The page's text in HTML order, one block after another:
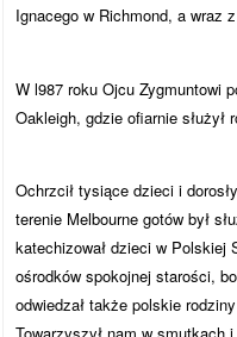
Ignacego w Richmond, a wraz
W l987 roku Ojcu Zygmuntowi
Oakleigh, gdzie ofiarnie
Ochrzcił tysiące dzieci i
terenie Melbourne gotów był
katechizował dzieci w Polskiej
ośrodków spokojnej starości,
odwiedzał także polskie